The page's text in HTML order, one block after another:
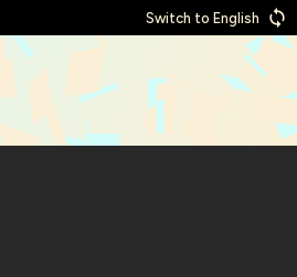
Switch to English